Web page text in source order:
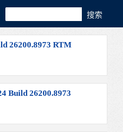
26200.8973 RTM
Build 26200.8973